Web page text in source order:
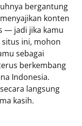
bergantung
konten
— jadi jika kamu
ini, mohon
sebagai
berkembang
Indonesia.
langsung
kasih.